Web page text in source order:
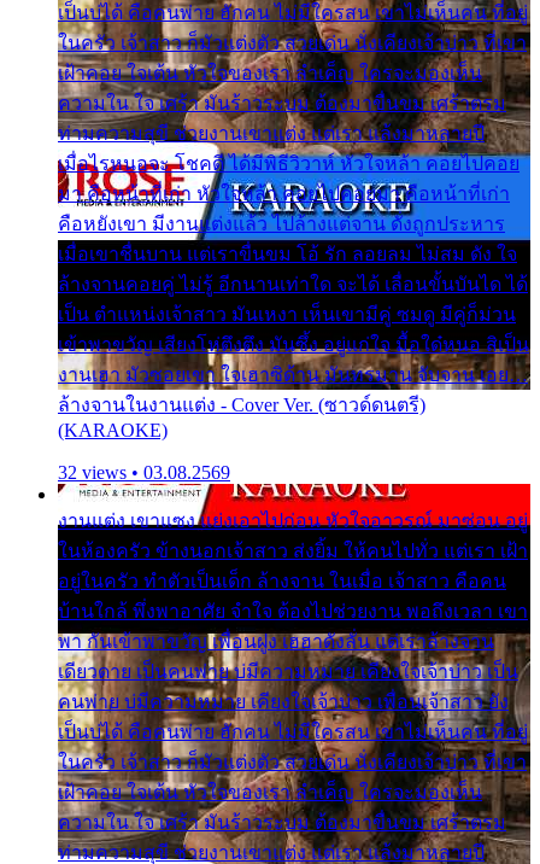
เป็นบ่ได้ คือคนพ่าย ฮักคน ไม่มีใครสน เขาไม่เห็นคน ที่อยู่
ในครัว เจ้าสาว ก็มัวแต่งตัว สวยเด่น นั่งเคียงเจ้าบ่าว ที่เขา
เฝ้าคอย ใจเต้น หัวใจของเรา ลำเค็ญ ใครจะมองเห็น
ความใน ใจ เศร้า มันร้าวระบม ต้องมาขื่นขม เศร้าตรม
ท่ามความสุขี ช่วยงานเขาแต่ง แต่เรา แล้งมาหลายปี
เมื่อไรหนอจะ โชคดี ได้มีพิธีวิวาห์ หัวใจหล้า คอยไปคอย
มา คือหน้าที่เก่า หัวใจหล้า คอยไปคอยมา คือหน้าที่เก่า
คือหยังเขา มีงานแต่งแล้ว ไปล้างแต่จาน ดั่งถูกประหาร
เมื่อเขาชื่นบาน แต่เราขื่นขม โอ้ รัก ลอยลม ไม่สม ดัง ใจ
ล้างจานคอยคู่ ไม่รู้ อีกนานเท่าใด จะได้ เลื่อนขั้นบันได ได้
เป็น ตำแหน่งเจ้าสาว มันเหงา เห็นเขามีคู่ ซมดู มีคู่ก็ม่วน
เข้าพาขวัญ เสียงโห่ตึงตึง มันซึ้ง อยู่แก่ใจ มื้อใด๋หนอ สิเป็น
งานเฮา มัวซอยเขา ใจเฮาซิด้าน มันทรมาน จับจาน เอย…
ล้างจานในงานแต่ง - Cover Ver. (ซาวด์ดนตรี)
(KARAOKE)
32 views • 03.08.2569
งานแต่ง เขาแซง แย่งเอาไปก่อน หัวใจอาวรณ์ มาซ่อน อยู่
ในห้องครัว ข้างนอกเจ้าสาว ส่งยิ้ม ให้คนไปทั่ว แต่เรา เฝ้า
อยู่ในครัว ทำตัวเป็นเด็ก ล้างจาน ในเมื่อ เจ้าสาว คือคน
บ้านใกล้ พึ่งพาอาศัย จำใจ ต้องไปช่วยงาน พอถึงเวลา เขา
พา กันเข้าพาขวัญ เพื่อนฝูง เฮฮาดังลั่น แต่เราล้างจาน
เดียวดาย เป็นคนพ่าย บ่มีความหมาย เคียงใจเจ้าบ่าว เป็น
คนพ่าย บ่มีความหมาย เคียงใจเจ้าบ่าว เพื่อนเจ้าสาว ยัง
เป็นบ่ได้ คือคนพ่าย ฮักคน ไม่มีใครสน เขาไม่เห็นคน ที่อยู่
ในครัว เจ้าสาว ก็มัวแต่งตัว สวยเด่น นั่งเคียงเจ้าบ่าว ที่เขา
เฝ้าคอย ใจเต้น หัวใจของเรา ลำเค็ญ ใครจะมองเห็น
ความใน ใจ เศร้า มันร้าวระบม ต้องมาขื่นขม เศร้าตรม
ท่ามความสุขี ช่วยงานเขาแต่ง แต่เรา แล้งมาหลายปี